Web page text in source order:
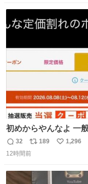
ト
数
数
初めからやんなよ 一般の客からしたら、ただただ邪魔でし
かないのよ
返
信
32
リ
ポ
ト
189
い
1,296
12時間前